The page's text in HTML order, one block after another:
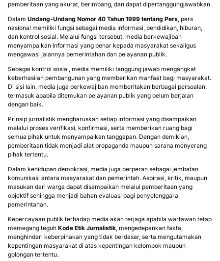
pemberitaan yang akurat, berimbang, dan dapat dipertanggungjawabkan.
Dalam Undang-Undang Nomor 40 Tahun 1999 tentang Pers, pers
nasional memiliki fungsi sebagai media informasi, pendidikan, hiburan,
dan kontrol sosial. Melalui fungsi tersebut, media berkewajiban
menyampaikan informasi yang benar kepada masyarakat sekaligus
mengawasi jalannya pemerintahan dan pelayanan publik.
Sebagai kontrol sosial, media memiliki tanggung jawab mengangkat
keberhasilan pembangunan yang memberikan manfaat bagi masyarakat.
Di sisi lain, media juga berkewajiban memberitakan berbagai persoalan,
termasuk apabila ditemukan pelayanan publik yang belum berjalan
dengan baik.
Prinsip jurnalistik mengharuskan setiap informasi yang disampaikan
melalui proses verifikasi, konfirmasi, serta memberikan ruang bagi
semua pihak untuk menyampaikan tanggapan. Dengan demikian,
pemberitaan tidak menjadi alat propaganda maupun sarana menyerang
pihak tertentu.
Dalam kehidupan demokrasi, media juga berperan sebagai jembatan
komunikasi antara masyarakat dan pemerintah. Aspirasi, kritik, maupun
masukan dari warga dapat disampaikan melalui pemberitaan yang
objektif sehingga menjadi bahan evaluasi bagi penyelenggara
pemerintahan.
Kepercayaan publik terhadap media akan terjaga apabila wartawan tetap
memegang teguh Kode Etik Jurnalistik, mengedepankan fakta,
menghindari keberpihakan yang tidak berdasar, serta mengutamakan
kepentingan masyarakat di atas kepentingan kelompok maupun
golongan tertentu.